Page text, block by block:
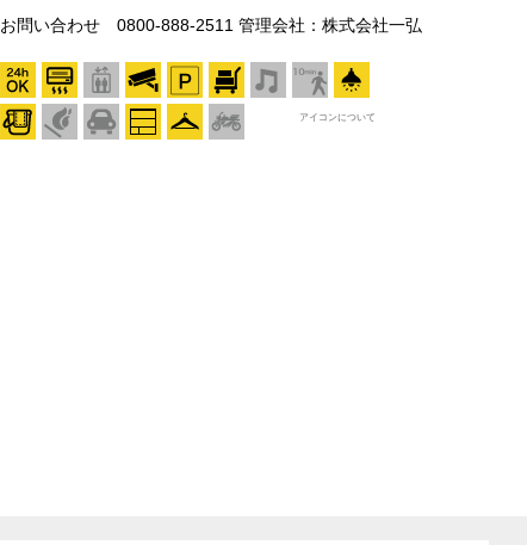
お問い合わせ 0800-888-2511 管理会社：株式会社一弘
アイコンについて